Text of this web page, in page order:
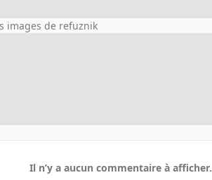
images de refuznik
Il n’y a aucun commentaire à afficher.